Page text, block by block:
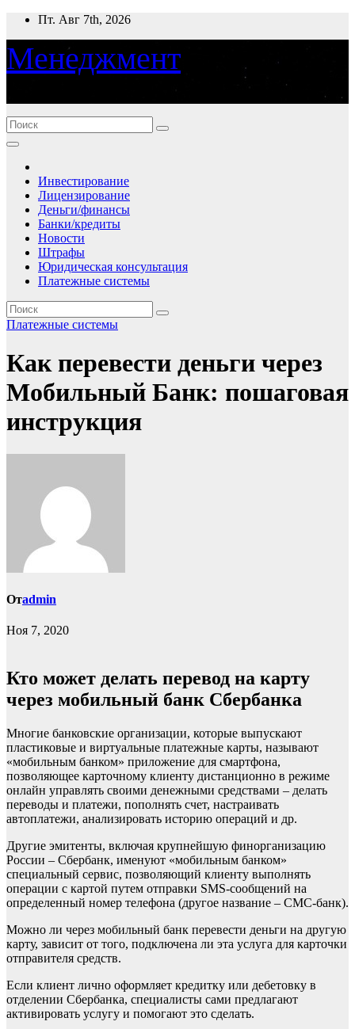
Перейти
содержимому
Пт. Авг 7th, 2026
Менеджмент
Инвестирование
Лицензирование
Деньги/финансы
Банки/кредиты
Новости
Штрафы
Юридическая консультация
Платежные системы
Платежные системы
Как перевести деньги через
Мобильный Банк: пошаговая
инструкция
Отadmin
Ноя 7, 2020
Кто может делать перевод на карту
через мобильный банк Сбербанка
Многие банковские организации, которые выпускают
пластиковые и виртуальные платежные карты, называют
«мобильным банком» приложение для смартфона,
позволяющее карточному клиенту дистанционно в режиме
онлайн управлять своими денежными средствами – делать
переводы и платежи, пополнять счет, настраивать
автоплатежи, анализировать историю операций и др.
Другие эмитенты, включая крупнейшую финорганизацию
России – Сбербанк, именуют «мобильным банком»
специальный сервис, позволяющий клиенту выполнять
операции с картой путем отправки SMS-сообщений на
определенный номер телефона (другое название – СМС-банк).
Можно ли через мобильный банк перевести деньги на другую
карту, зависит от того, подключена ли эта услуга для карточки
отправителя средств.
Если клиент лично оформляет кредитку или дебетовку в
отделении Сбербанка, специалисты сами предлагают
активировать услугу и помогают это сделать.